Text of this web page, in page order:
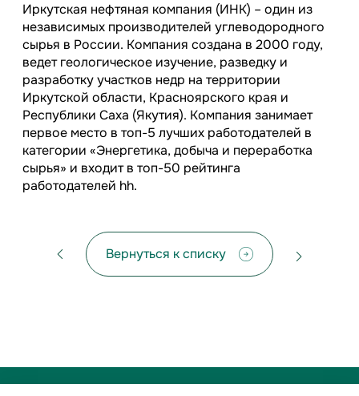
Иркутская нефтяная компания (ИНК) – один из
независимых производителей углеводородного
сырья в России. Компания создана в 2000 году,
ведет геологическое изучение, разведку и
разработку участков недр на территории
Иркутской области, Красноярского края и
Республики Саха (Якутия). Компания занимает
первое место в топ-5 лучших работодателей в
категории «Энергетика, добыча и переработка
сырья» и входит в топ-50 рейтинга
работодателей hh.
Вернуться к списку